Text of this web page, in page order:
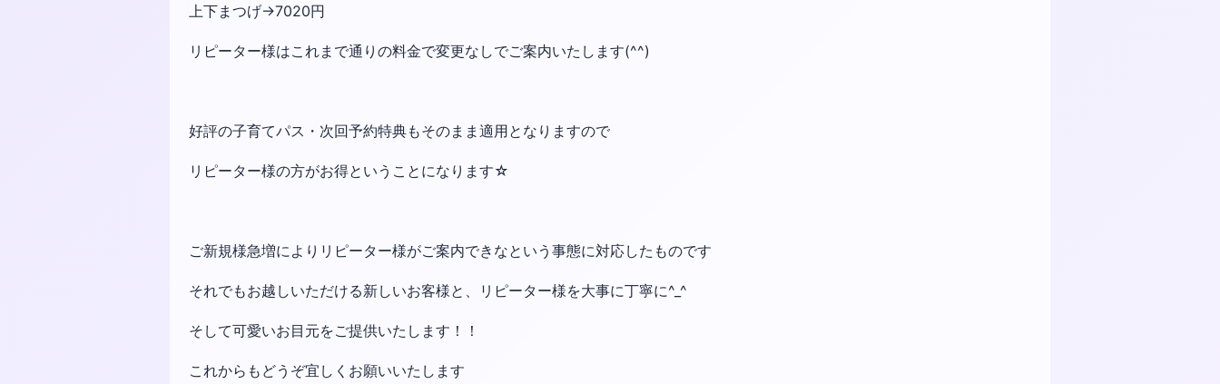
上下まつげ→7020円
リピーター様はこれまで通りの料金で変更なしでご案内いたします(^^)
好評の子育てパス・次回予約特典もそのまま適用となりますので
リピーター様の方がお得ということになります☆
ご新規様急増によりリピーター様がご案内できなという事態に対応したものです
それでもお越しいただける新しいお客様と、リピーター様を大事に丁寧に^_^
そして可愛いお目元をご提供いたします！！
これからもどうぞ宜しくお願いいたします